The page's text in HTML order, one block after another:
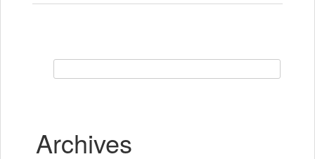
Archives